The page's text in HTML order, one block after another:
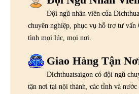
Đội ngũ nhân viên của
chuyên nghiệp, phục vụ hỗ trợ tư vấn
tình mọi lúc, mọi nơi.
Giao Hàng Tận
Dichthuatsaigon có đội ngũ
tận nơi tại nội thành, các tỉnh và